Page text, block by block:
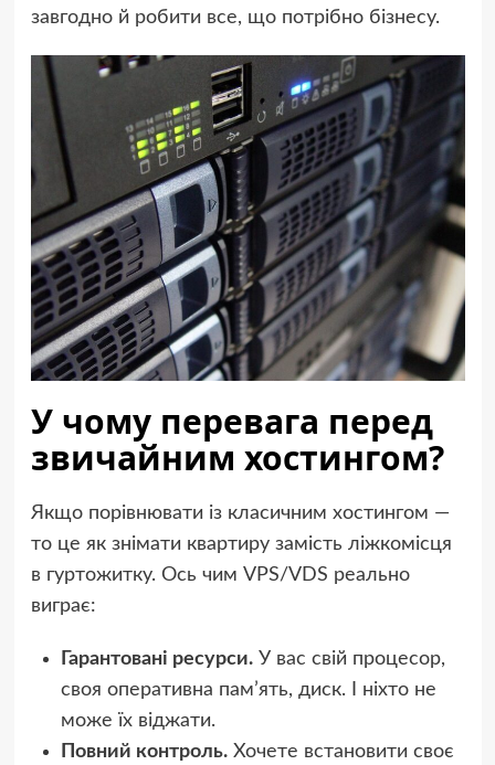
завгодно й робити все, що потрібно бізнесу.
У чому перевага перед
звичайним хостингом?
Якщо порівнювати із класичним хостингом —
то це як знімати квартиру замість ліжкомісця
в гуртожитку. Ось чим VPS/VDS реально
виграє:
Гарантовані ресурси.У вас свій процесор,
своя оперативна пам’ять, диск. І ніхто не
може їх віджати.
Повний контроль.Хочете встановити своє